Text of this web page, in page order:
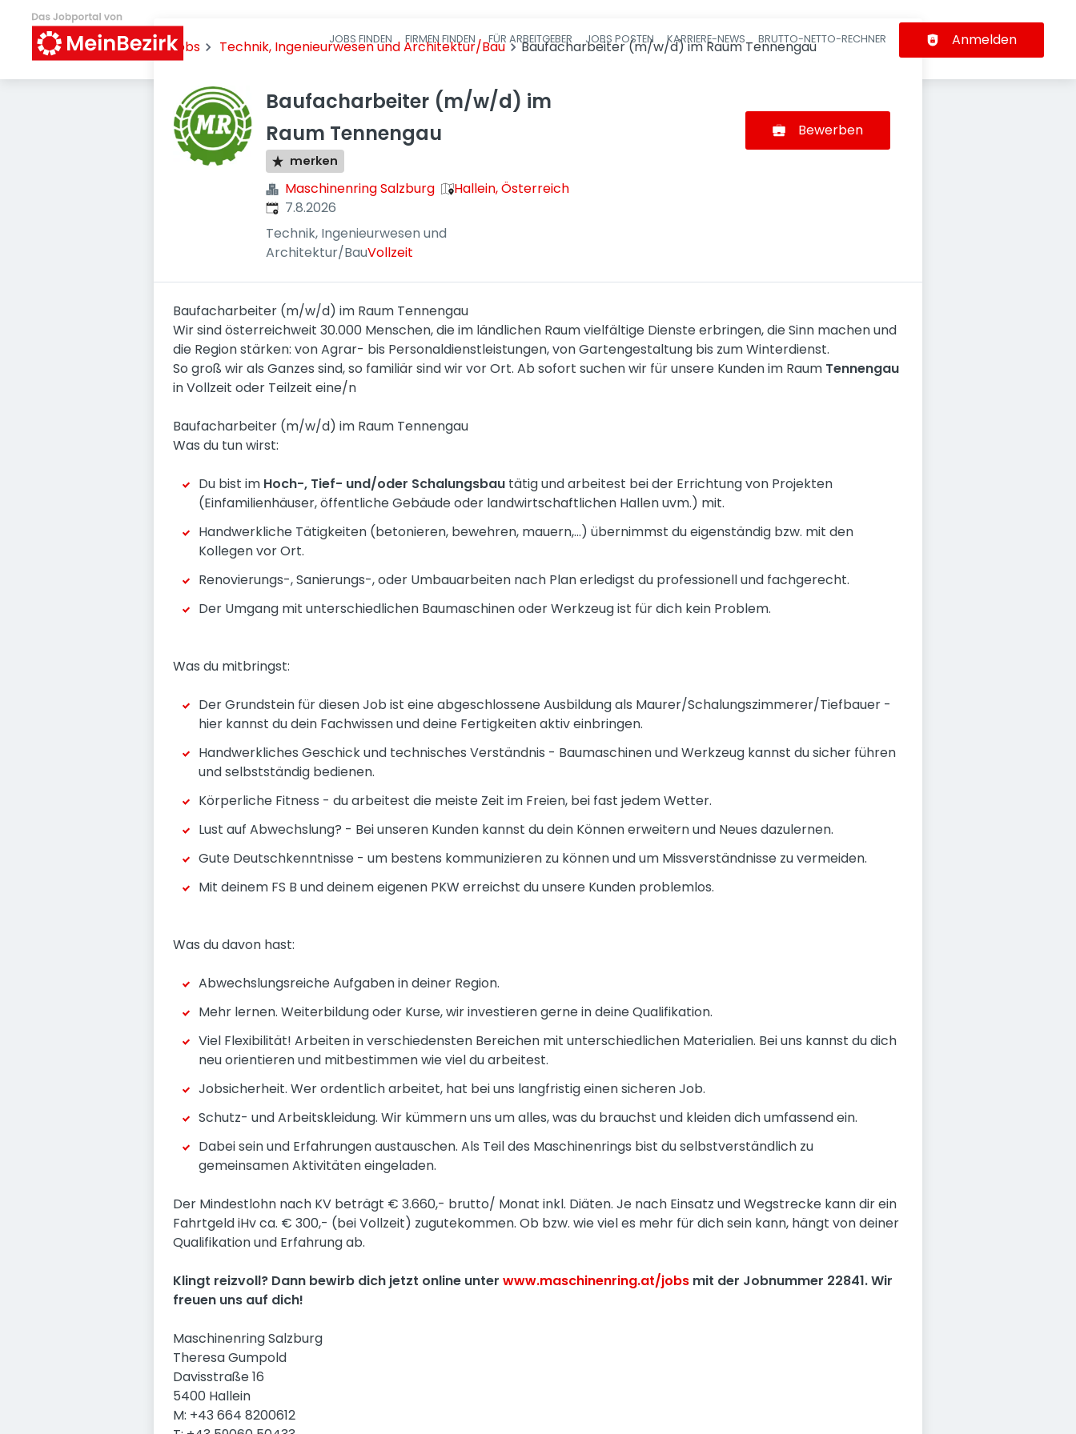
Haupt-Navigation
JOBS FINDEN FIRMEN FINDEN FÜR ARBEITGEBER JOBS POSTEN KARRIERE-NEWS BRUTTO-NETTO-RECHNER Anmelden
Jobs Technik, Ingenieurwesen und Architektur/Bau Baufacharbeiter (m/w/d) im Raum Tennengau
Baufacharbeiter (m/w/d) im
Raum Tennengau
merken
Maschinenring Salzburg
Hallein, Österreich
Veröffentlicht
7.8.2026
Technik, Ingenieurwesen und
Architektur/BauVollzeit
Bewerben
Baufacharbeiter (m/w/d) im Raum Tennengau
Wir sind österreichweit 30.000 Menschen, die im ländlichen Raum vielfältige Dienste erbringen, die Sinn machen und
die Region stärken: von Agrar- bis Personaldienstleistungen, von Gartengestaltung bis zum Winterdienst.
So groß wir als Ganzes sind, so familiär sind wir vor Ort. Ab sofort suchen wir für unsere Kunden im Raum Tennengau
in Vollzeit oder Teilzeit eine/n
Baufacharbeiter (m/w/d) im Raum Tennengau
Was du tun wirst:
Du bist im Hoch-, Tief- und/oder Schalungsbau tätig und arbeitest bei der Errichtung von Projekten
(Einfamilienhäuser, öffentliche Gebäude oder landwirtschaftlichen Hallen uvm.) mit.
Handwerkliche Tätigkeiten (betonieren, bewehren, mauern,...) übernimmst du eigenständig bzw. mit den
Kollegen vor Ort.
Renovierungs-, Sanierungs-, oder Umbauarbeiten nach Plan erledigst du professionell und fachgerecht.
Der Umgang mit unterschiedlichen Baumaschinen oder Werkzeug ist für dich kein Problem.
Was du mitbringst:
Der Grundstein für diesen Job ist eine abgeschlossene Ausbildung als Maurer/Schalungszimmerer/Tiefbauer -
hier kannst du dein Fachwissen und deine Fertigkeiten aktiv einbringen.
Handwerkliches Geschick und technisches Verständnis - Baumaschinen und Werkzeug kannst du sicher führen
und selbstständig bedienen.
Körperliche Fitness - du arbeitest die meiste Zeit im Freien, bei fast jedem Wetter.
Lust auf Abwechslung? - Bei unseren Kunden kannst du dein Können erweitern und Neues dazulernen.
Gute Deutschkenntnisse - um bestens kommunizieren zu können und um Missverständnisse zu vermeiden.
Mit deinem FS B und deinem eigenen PKW erreichst du unsere Kunden problemlos.
Was du davon hast:
Abwechslungsreiche Aufgaben in deiner Region.
Mehr lernen. Weiterbildung oder Kurse, wir investieren gerne in deine Qualifikation.
Viel Flexibilität! Arbeiten in verschiedensten Bereichen mit unterschiedlichen Materialien. Bei uns kannst du dich
neu orientieren und mitbestimmen wie viel du arbeitest.
Jobsicherheit. Wer ordentlich arbeitet, hat bei uns langfristig einen sicheren Job.
Schutz- und Arbeitskleidung. Wir kümmern uns um alles, was du brauchst und kleiden dich umfassend ein.
Dabei sein und Erfahrungen austauschen. Als Teil des Maschinenrings bist du selbstverständlich zu
gemeinsamen Aktivitäten eingeladen.
Der Mindestlohn nach KV beträgt € 3.660,- brutto/ Monat inkl. Diäten. Je nach Einsatz und Wegstrecke kann dir ein
Fahrtgeld iHv ca. € 300,- (bei Vollzeit) zugutekommen. Ob bzw. wie viel es mehr für dich sein kann, hängt von deiner
Qualifikation und Erfahrung ab.
Klingt reizvoll? Dann bewirb dich jetzt online unter www.maschinenring.at/jobs mit der Jobnummer 22841. Wir
freuen uns auf dich!
Maschinenring Salzburg
Theresa Gumpold
Davisstraße 16
5400 Hallein
M: +43 664 8200612